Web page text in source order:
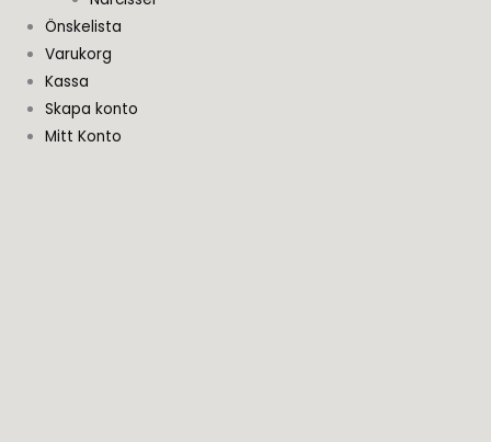
Önskelista
Varukorg
Kassa
Skapa konto
Mitt Konto